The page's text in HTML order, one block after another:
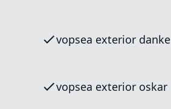
vopsea exterior danke
vopsea exterior oskar